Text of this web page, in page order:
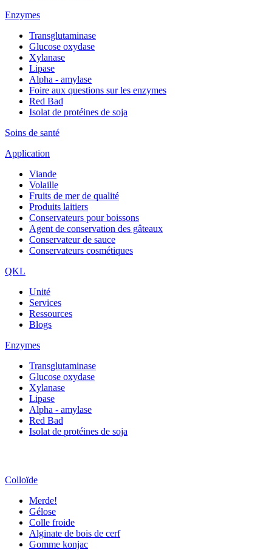
Enzymes
Transglutaminase
Glucose oxydase
Xylanase
Lipase
Alpha - amylase
Foire aux questions sur les enzymes
Red Bad
Isolat de protéines de soja
Soins de santé
Application
Viande
Volaille
Fruits de mer de qualité
Produits laitiers
Conservateurs pour boissons
Agent de conservation des gâteaux
Conservateur de sauce
Conservateurs cosmétiques
QKL
Unité
Services
Ressources
Blogs
Enzymes
Transglutaminase
Glucose oxydase
Xylanase
Lipase
Alpha - amylase
Red Bad
Isolat de protéines de soja
Colloïde
Merde!
Gélose
Colle froide
Alginate de bois de cerf
Gomme konjac